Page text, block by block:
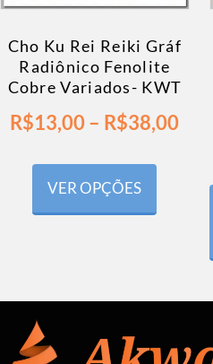
Cho Ku Rei Reiki Gráf
Radiônico Fenolite
Cobre Variados- KWT
R$13,00– R$38,00
VER OPÇÕES